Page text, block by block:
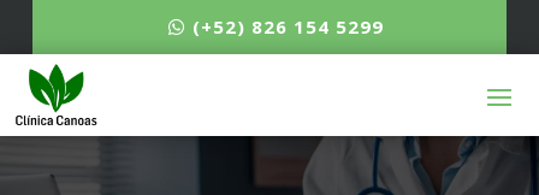
(+52) 826 154 5299